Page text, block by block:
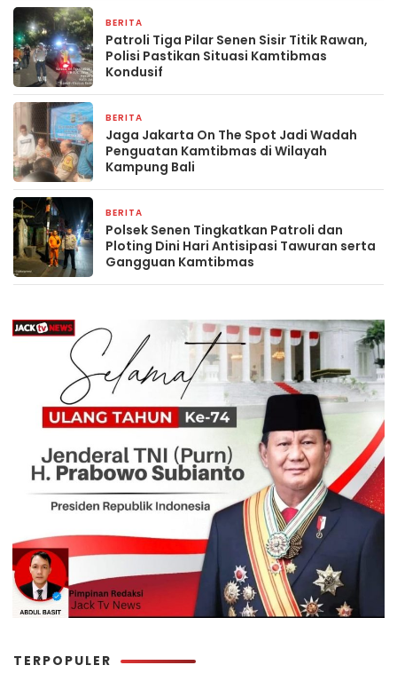
BERITA
Patroli Tiga Pilar Senen Sisir Titik Rawan,
Polisi Pastikan Situasi Kamtibmas
Kondusif
BERITA
Jaga Jakarta On The Spot Jadi Wadah
Penguatan Kamtibmas di Wilayah
Kampung Bali
BERITA
Polsek Senen Tingkatkan Patroli dan
Ploting Dini Hari Antisipasi Tawuran serta
Gangguan Kamtibmas
TERPOPULER